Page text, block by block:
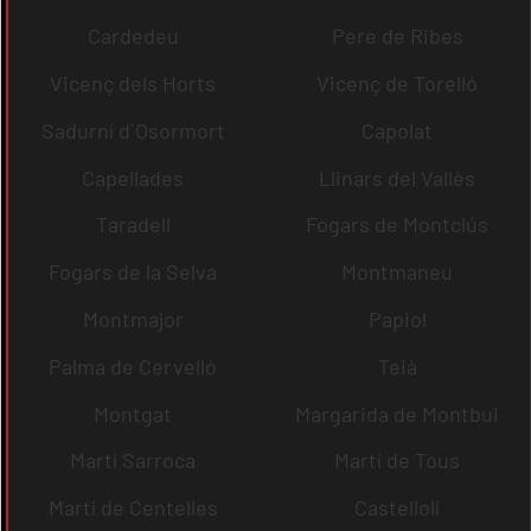
Cardedeu
Pere de Ribes
Vicenç dels Horts
Vicenç de Torelló
Sadurní d´Osormort
Capolat
Capellades
Llinars del Vallès
Taradell
Fogars de Montclús
Fogars de la Selva
Montmaneu
Montmajor
Papiol
Palma de Cervelló
Teià
Montgat
Margarida de Montbui
Martí Sarroca
Martí de Tous
Martí de Centelles
Castellolí